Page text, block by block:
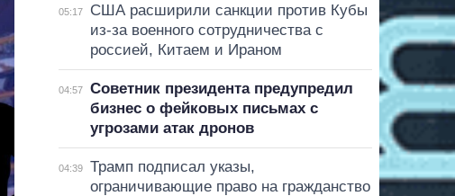
05:17
США расширили санкции против Кубы
из-за военного сотрудничества с
россией, Китаем и Ираном
04:57
Советник президента предупредил
бизнес о фейковых письмах с
угрозами атак дронов
04:39
Трамп подписал указы,
ограничивающие право на гражданство